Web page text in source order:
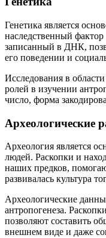
Генетика является
наследственный
записанный в ДНК,
его поведении и
Исследования в
ролей в изучении
число, форма
Археологические
Археология является
людей. Раскопки и
наших предков,
развивалась культура
Археологические
антропогенеза.
позволяют составить
внешнем виде и даже